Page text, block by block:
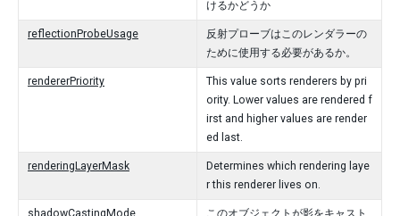
けるかどうか
reflectionProbeUsage
反射プローブはこのレンダラーの
ために使用する必要があるか。
rendererPriority
This value sorts renderers by pri
ority. Lower values are rendered f
irst and higher values are render
ed last.
renderingLayerMask
Determines which rendering laye
r this renderer lives on.
shadowCastingMode
このオブジェクトが影をキャスト